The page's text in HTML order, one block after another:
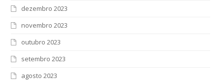
dezembro 2023
novembro 2023
outubro 2023
setembro 2023
agosto 2023